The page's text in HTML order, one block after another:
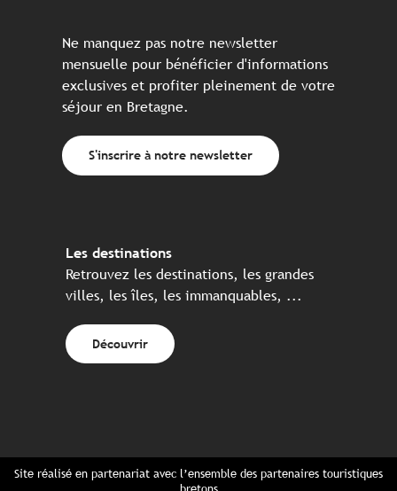
Ne manquez pas notre newsletter
mensuelle pour bénéficier d'informations
exclusives et profiter pleinement de votre
séjour en Bretagne.
S'inscrire à notre newsletter
Les destinations
Retrouvez les destinations, les grandes
villes, les îles, les immanquables, ...
Découvrir
Site réalisé en partenariat avec l’ensemble des partenaires touristiques